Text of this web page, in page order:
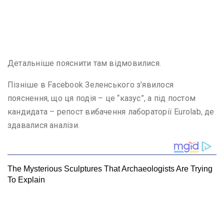
Детальніше пояснити там відмовилися.
Пізніше в Facebook Зеленського з’явилося
пояснення, що ця подія – це “казус”, а під постом
кандидата – репост вибачення лабораторії Eurolab, де
здавалися аналізи.